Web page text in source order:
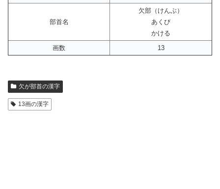
部首名
欠部（けんぶ）
あくび
かける
画数
13
欠が部首の漢字
13画の漢字